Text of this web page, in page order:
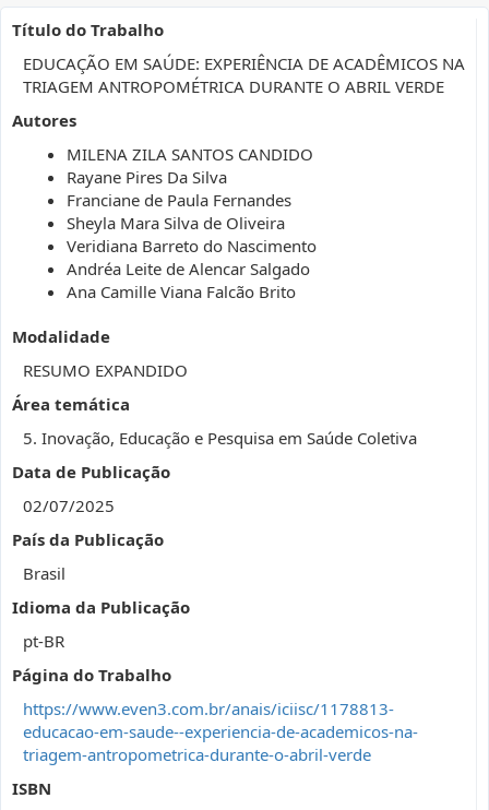
Título do Trabalho
EDUCAÇÃO EM SAÚDE: EXPERIÊNCIA DE ACADÊMICOS NA
TRIAGEM ANTROPOMÉTRICA DURANTE O ABRIL VERDE
Autores
MILENA ZILA SANTOS CANDIDO
Rayane Pires Da Silva
Franciane de Paula Fernandes
Sheyla Mara Silva de Oliveira
Veridiana Barreto do Nascimento
Andréa Leite de Alencar Salgado
Ana Camille Viana Falcão Brito
Modalidade
RESUMO EXPANDIDO
Área temática
5. Inovação, Educação e Pesquisa em Saúde Coletiva
Data de Publicação
02/07/2025
País da Publicação
Brasil
Idioma da Publicação
pt-BR
Página do Trabalho
https://www.even3.com.br/anais/iciisc/1178813-
educacao-em-saude--experiencia-de-academicos-na-
triagem-antropometrica-durante-o-abril-verde
ISBN